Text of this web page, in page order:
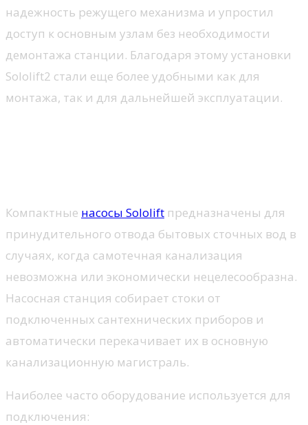
надежность режущего механизма и упростил
доступ к основным узлам без необходимости
демонтажа станции. Благодаря этому установки
Sololift2 стали еще более удобными как для
монтажа, так и для дальнейшей эксплуатации.
Компактные насосы Sololift предназначены для
принудительного отвода бытовых сточных вод в
случаях, когда самотечная канализация
невозможна или экономически нецелесообразна.
Насосная станция собирает стоки от
подключенных сантехнических приборов и
автоматически перекачивает их в основную
канализационную магистраль.
Наиболее часто оборудование используется для
подключения: